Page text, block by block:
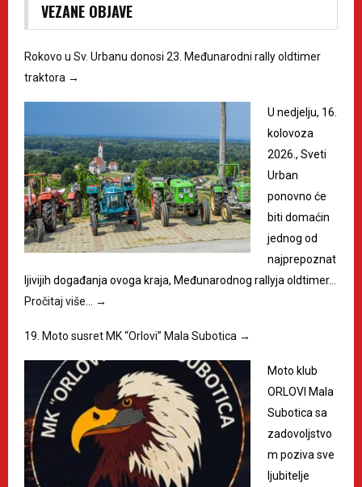
VEZANE OBJAVE
Rokovo u Sv. Urbanu donosi 23. Međunarodni rally oldtimer
traktora →
U nedjelju, 16.
kolovoza
2026., Sveti
Urban
ponovno će
biti domaćin
jednog od
najprepoznat
ljivijih događanja ovoga kraja, Međunarodnog rallyja oldtimer…
Pročitaj više…
→
19. Moto susret MK “Orlovi” Mala Subotica →
Moto klub
ORLOVI Mala
Subotica sa
zadovoljstvo
m poziva sve
ljubitelje